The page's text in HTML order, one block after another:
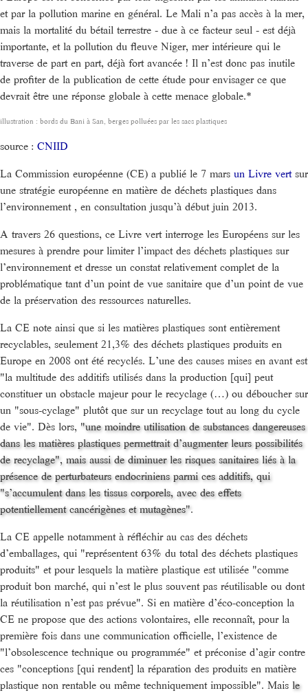
et par la pollution marine en général. Le Mali n’a pas accès à la mer,
mais la mortalité du bétail terrestre - due à ce facteur seul - est déjà
importante, et la pollution du fleuve Niger, mer intérieure qui le
traverse de part en part, déjà fort avancée ! Il n’est donc pas inutile
de profiter de la publication de cette étude pour envisager ce que
devrait être une réponse globale à cette menace globale.*
illustration : bords du Bani à San, berges polluées par les sacs plastiques
source : CNIID
La Commission européenne (CE) a publié le 7 mars un Livre vertsur
une stratégie européenne en matière de déchets plastiques dans
l’environnement , en consultation jusqu’à début juin 2013.
A travers 26 questions, ce Livre vert interroge les Européens sur les
mesures à prendre pour limiter l’impact des déchets plastiques sur
l’environnement et dresse un constat relativement complet de la
problématique tant d’un point de vue sanitaire que d’un point de vue
de la préservation des ressources naturelles.
La CE note ainsi que si les matières plastiques sont entièrement
recyclables, seulement 21,3% des déchets plastiques produits en
Europe en 2008 ont été recyclés. L’une des causes mises en avant est
"la multitude des additifs utilisés dans la production [qui] peut
constituer un obstacle majeur pour le recyclage (…) ou déboucher sur
un "sous-cyclage" plutôt que sur un recyclage tout au long du cycle
de vie". Dès lors, "une moindre utilisation de substances dangereuses
dans les matières plastiques permettrait d’augmenter leurs possibilités
de recyclage", mais aussi de diminuer les risques sanitaires liés à la
présence de perturbateurs endocriniens parmi ces additifs, qui
"s’accumulent dans les tissus corporels, avec des effets
potentiellement cancérigènes et mutagènes".
La CE appelle notamment à réfléchir au cas des déchets
d’emballages, qui "représentent 63% du total des déchets plastiques
produits" et pour lesquels la matière plastique est utilisée "comme
produit bon marché, qui n’est le plus souvent pas réutilisable ou dont
la réutilisation n’est pas prévue". Si en matière d’éco-conception la
CE ne propose que des actions volontaires, elle reconnaît, pour la
première fois dans une communication officielle, l’existence de
"l’obsolescence technique ou programmée" et préconise d’agir contre
ces "conceptions [qui rendent] la réparation des produits en matière
plastique non rentable ou même techniquement impossible". Mais le